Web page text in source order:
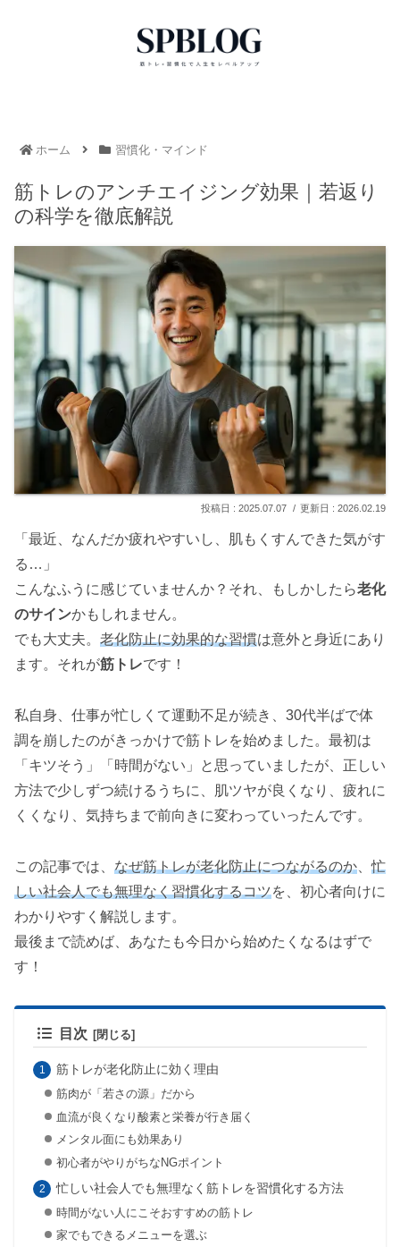
ホーム 習慣化・マインド
筋トレのアンチエイジング効果｜若返り
の科学を徹底解説
2025.07.07 2026.02.19
「最近、なんだか疲れやすいし、肌もくすんできた気がす
る…」
こんなふうに感じていませんか？それ、もしかしたら老化
のサインかもしれません。
でも大丈夫。 老化防止に効果的な習慣は意外と身近にあり
ます。それが筋トレです！
私自身、仕事が忙しくて運動不足が続き、30代半ばで体
調を崩したのがきっかけで筋トレを始めました。最初は
「キツそう」「時間がない」と思っていましたが、正しい
方法で少しずつ続けるうちに、肌ツヤが良くなり、疲れに
くくなり、気持ちまで前向きに変わっていったんです。
この記事では、 なぜ筋トレが老化防止につながるのか 、忙
しい社会人でも無理なく習慣化するコツを、初心者向けに
わかりやすく解説します。
最後まで読めば、あなたも今日から始めたくなるはずで
す！
目次
筋トレが老化防止に効く理由
筋肉が「若さの源」だから
血流が良くなり酸素と栄養が行き届く
メンタル面にも効果あり
初心者がやりがちなNGポイント
忙しい社会人でも無理なく筋トレを習慣化する方法
時間がない人にこそおすすめの筋トレ
家でもできるメニューを選ぶ